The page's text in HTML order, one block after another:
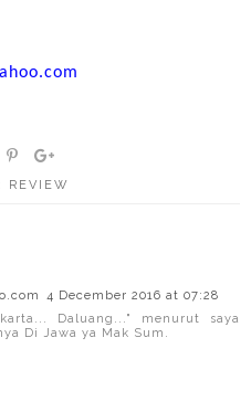
REVIEW
4 December 2016 at 07:28
Daluang..." menurut saya
Di Jawa ya Mak Sum.